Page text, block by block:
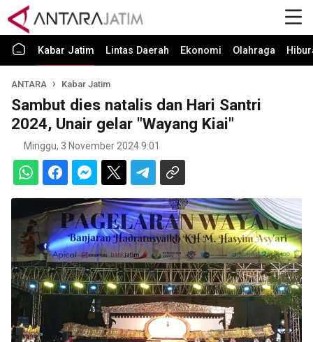
Kabar Jatim Lintas Daerah Ekonomi Olahraga
ANTARA Kabar Jatim
Sambut dies natalis dan Hari Santri
2024, Unair gelar "Wayang Kiai"
Minggu, 3 November 2024 9:01